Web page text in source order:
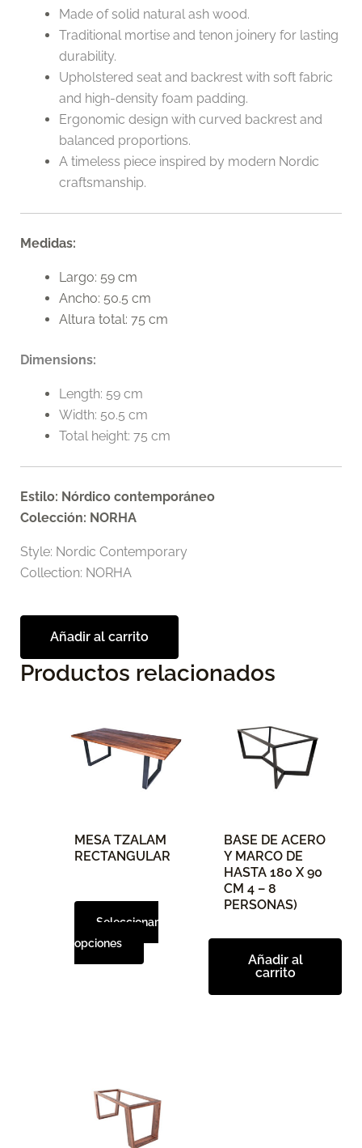
Made of solid natural ash wood.
Traditional mortise and tenon joinery for lasting
durability.
Upholstered seat and backrest with soft fabric
and high-density foam padding.
Ergonomic design with curved backrest and
balanced proportions.
A timeless piece inspired by modern Nordic
craftsmanship.
Medidas:
Largo: 59 cm
Ancho: 50.5 cm
Altura total: 75 cm
Dimensions:
Length: 59 cm
Width: 50.5 cm
Total height: 75 cm
Estilo: Nórdico contemporáneo
Colección: NORHA
Style: Nordic Contemporary
Collection: NORHA
Añadir al carrito
Productos relacionados
MESA TZALAM
RECTANGULAR
Seleccionar
opciones
tiene
múltiples
variantes.
se
pueden
la
BASE DE ACERO
Y MARCO DE
HASTA 180 X 90
CM 4 – 8
PERSONAS)
Añadir al
carrito